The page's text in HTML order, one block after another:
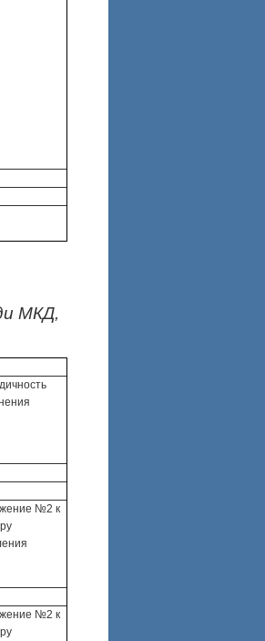
МКД,
№2 к
№2 к